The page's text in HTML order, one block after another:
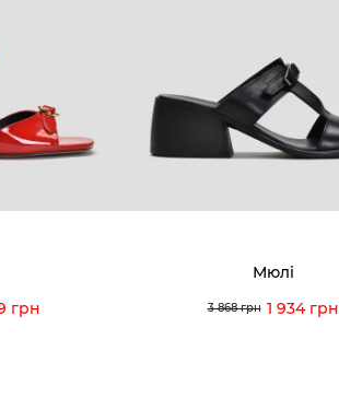
грн
Мюлі
3 868 грн 1 934 грн
Доставка і оплата
Гарантія і повернення